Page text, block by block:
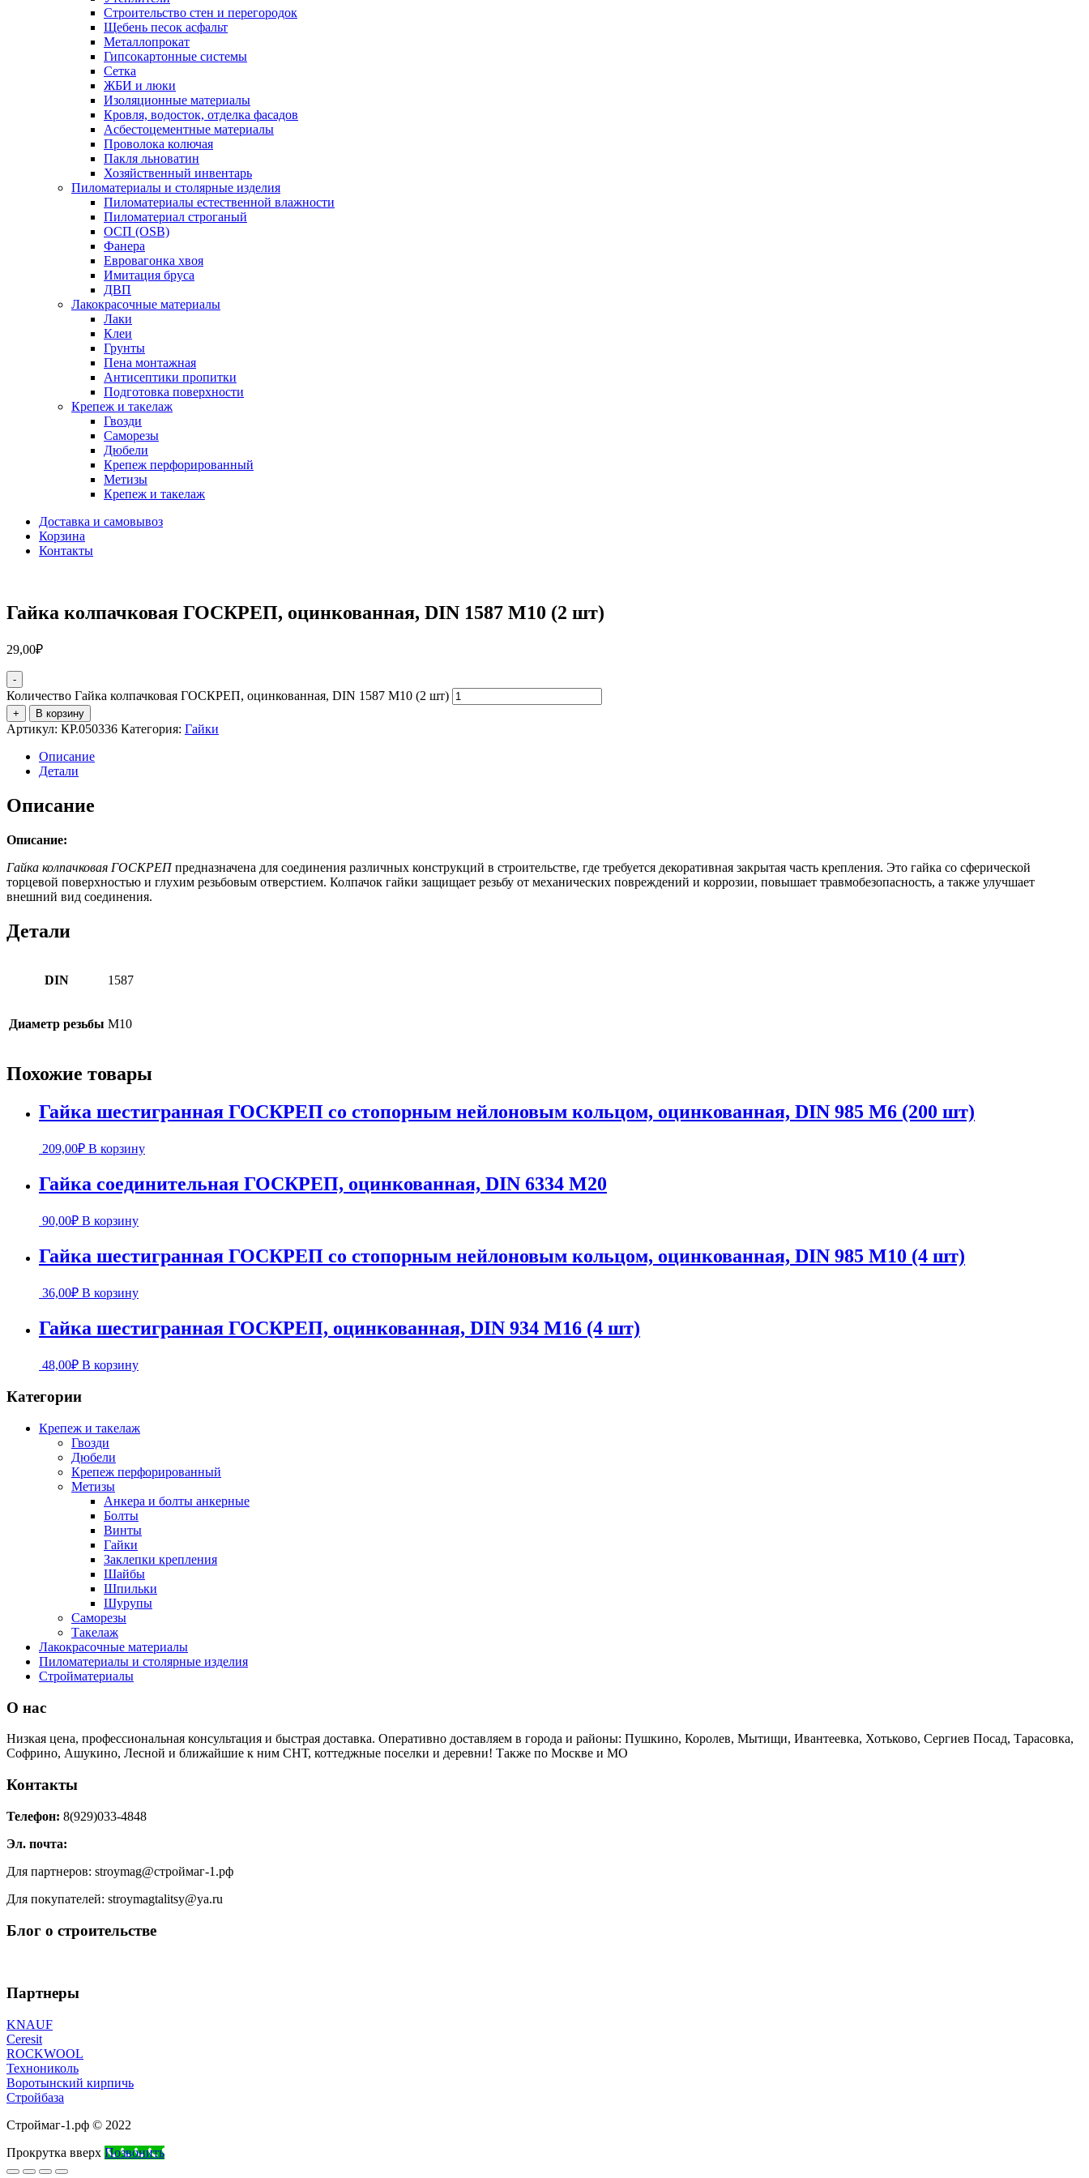
Строительство стен и перегородок
Щебень песок асфальт
Металлопрокат
Гипсокартонные системы
Сетка
ЖБИ и люки
Изоляционные материалы
Кровля, водосток, отделка фасадов
Асбестоцементные материалы
Проволока колючая
Пакля льноватин
Хозяйственный инвентарь
Пиломатериалы и столярные изделия
Пиломатериалы естественной влажности
Пиломатериал строганый
ОСП (OSB)
Фанера
Евровагонка хвоя
Имитация бруса
ДВП
Лакокрасочные материалы
Лаки
Клеи
Грунты
Пена монтажная
Антисептики пропитки
Подготовка поверхности
Крепеж и такелаж
Гвозди
Саморезы
Дюбели
Крепеж перфорированный
Метизы
Крепеж и такелаж
Доставка и самовывоз
Корзина
Контакты
Гайка колпачковая ГОСКРЕП, оцинкованная, DIN 1587 М10 (2 шт)
29,00₽
-
Количество Гайка колпачковая ГОСКРЕП, оцинкованная, DIN 1587 М10 (2 шт)
+ В корзину
Артикул: КР.050336 Категория: Гайки
Описание
Детали
Описание
Описание:
Гайка колпачковая ГОСКРЕПпредназначена для соединения различных конструкций в строительстве, где требуется декоративная закрытая часть крепления. Это гайка со сферической
торцевой поверхностью и глухим резьбовым отверстием. Колпачок гайки защищает резьбу от механических повреждений и коррозии, повышает травмобезопасность, а также улучшает
внешний вид соединения.
Детали
DIN 1587
Диаметр резьбы М10
Похожие товары
Гайка шестигранная ГОСКРЕП со стопорным нейлоновым кольцом, оцинкованная, DIN 985 М6 (200 шт)
209,00₽ В корзину
Гайка соединительная ГОСКРЕП, оцинкованная, DIN 6334 М20
90,00₽ В корзину
Гайка шестигранная ГОСКРЕП со стопорным нейлоновым кольцом, оцинкованная, DIN 985 М10 (4 шт)
36,00₽ В корзину
Гайка шестигранная ГОСКРЕП, оцинкованная, DIN 934 М16 (4 шт)
48,00₽ В корзину
Категории
Крепеж и такелаж
Гвозди
Дюбели
Крепеж перфорированный
Метизы
Анкера и болты анкерные
Болты
Винты
Гайки
Заклепки крепления
Шайбы
Шпильки
Шурупы
Саморезы
Такелаж
Лакокрасочные материалы
Пиломатериалы и столярные изделия
Стройматериалы
О нас
Низкая цена, профессиональная консультация и быстрая доставка. Оперативно доставляем в города и районы: Пушкино, Королев, Мытищи, Ивантеевка, Хотьково, Сергиев Посад, Тарасовка,
Софрино, Ашукино, Лесной и ближайшие к ним СНТ, коттеджные поселки и деревни! Также по Москве и МО
Контакты
Телефон: 8(929)033-4848
Эл. почта:
Для партнеров: stroymag@строймаг-1.рф
Для покупателей: stroymagtalitsy@ya.ru
Блог о строительстве
Партнеры
KNAUF
Ceresit
ROCKWOOL
Технониколь
Воротынский кирпичь
Стройбаза
Строймаг-1.рф © 2022
Прокрутка вверх Позвонить